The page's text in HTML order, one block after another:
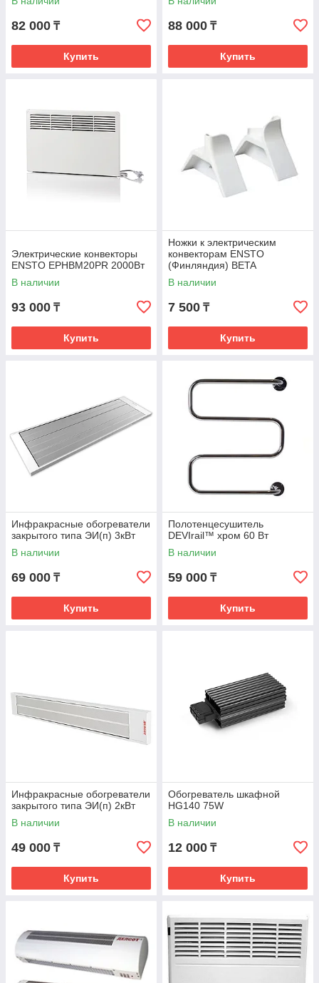
82 000 ₸
Купить
88 000 ₸
Купить
Электрические конвекторы
ENSTO EPHBM20PR 2000Вт
В наличии
93 000 ₸
Купить
Ножки к электрическим
конвекторам ENSTO
(Финляндия) BETA
В наличии
7 500 ₸
Купить
Инфракрасные обогреватели
закрытого типа ЭИ(п) 3кВт
В наличии
69 000 ₸
Купить
Полотенцесушитель
DEVIrail™ хром 60 Вт
В наличии
59 000 ₸
Купить
Инфракрасные обогреватели
закрытого типа ЭИ(п) 2кВт
В наличии
49 000 ₸
Купить
Обогреватель шкафной
HG140 75W
В наличии
12 000 ₸
Купить